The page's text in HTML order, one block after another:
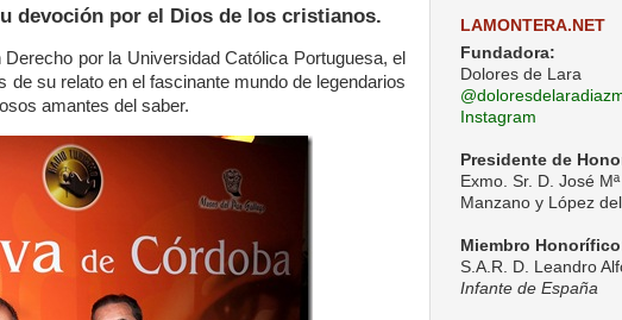
devoción por el Dios de los cristianos.
por la Universidad Católica Portuguesa, el
su relato en el fascinante mundo de legendarios
amantes del saber.
LAMONTERA.NET
Fundadora:
Dolores de Lara
Instagram
Presidente de
Exmo. Sr. D. José
Manzano y López
Miembro
S.A.R. D. Leandro
Infante de España